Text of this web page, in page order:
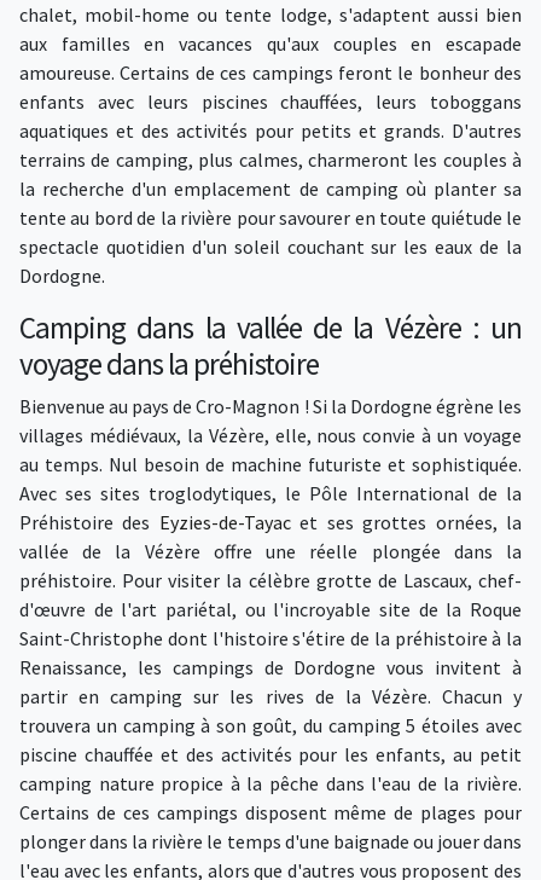
chalet, mobil-home ou tente lodge, s'adaptent aussi bien
aux familles en vacances qu'aux couples en escapade
amoureuse. Certains de ces campings feront le bonheur des
enfants avec leurs piscines chauffées, leurs toboggans
aquatiques et des activités pour petits et grands. D'autres
terrains de camping, plus calmes, charmeront les couples à
la recherche d'un emplacement de camping où planter sa
tente au bord de la rivière pour savourer en toute quiétude le
spectacle quotidien d'un soleil couchant sur les eaux de la
Dordogne.
Camping dans la vallée de la Vézère : un
voyage dans la préhistoire
Bienvenue au pays de Cro-Magnon ! Si la Dordogne égrène les
villages médiévaux, la Vézère, elle, nous convie à un voyage
au temps. Nul besoin de machine futuriste et sophistiquée.
Avec ses sites troglodytiques, le Pôle International de la
Préhistoire des Eyzies-de-Tayacet ses grottes ornées, la
vallée de la Vézère offre une réelle plongée dans la
préhistoire. Pour visiter la célèbre grotte de Lascaux, chef-
d'œuvre de l'art pariétal, ou l'incroyable site de la Roque
Saint-Christophe dont l'histoire s'étire de la préhistoire à la
Renaissance, les campings de Dordogne vous invitent à
partir en camping sur les rives de la Vézère. Chacun y
trouvera un camping à son goût, du camping 5 étoiles avec
piscine chauffée et des activités pour les enfants, au petit
camping nature propice à la pêche dans l'eau de la rivière.
Certains de ces campings disposent même de plages pour
plonger dans la rivière le temps d'une baignade ou jouer dans
l'eau avec les enfants, alors que d'autres vous proposent des